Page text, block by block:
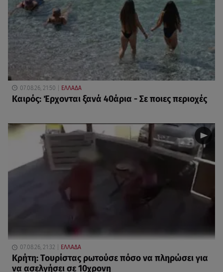
07.08.26, 21:50 ΕΛΛΑΔΑ
Καιρός: Έρχονται ξανά 40άρια - Σε ποιες περιοχές
07.08.26, 21:32 ΕΛΛΑΔΑ
Κρήτη: Τουρίστας ρωτούσε πόσο να πληρώσει για
να ασελγήσει σε 10χρονη